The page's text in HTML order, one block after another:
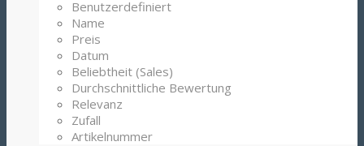
Benutzerdefiniert
Name
Preis
Datum
Beliebtheit (Sales)
Durchschnittliche Bewertung
Relevanz
Zufall
Artikelnummer